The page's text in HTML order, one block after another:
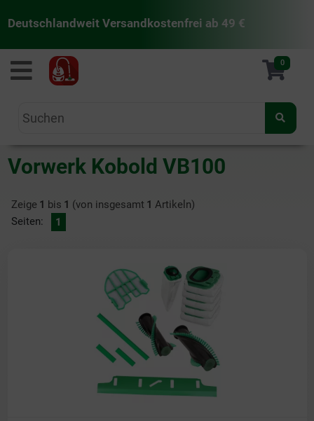
Deutschlandweit Versandkostenfrei ab 49 €
staubsaugermanufaktur 0
Vorwerk Kobold VB100
Zeige 1 bis 1 (von insgesamt 1 Artikeln)
Seiten:
1